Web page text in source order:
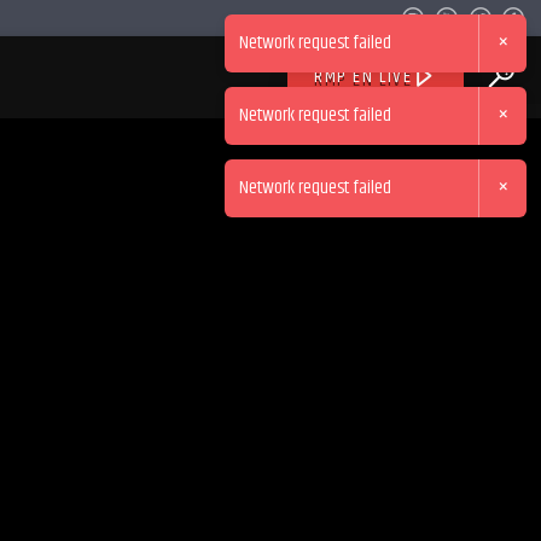
RMP EN LIVE
Network request failed ×
Network request failed ×
Network request failed ×